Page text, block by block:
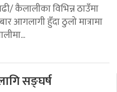
कैलालीका विभिन्न ठाउँमा
आगलागी हुँदा ठुलो मात्रामा
सङ्घर्ष